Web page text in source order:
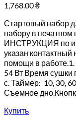
1,768.00₴
Стартовый набор
набору в
ИНСТРУКЦИЯ по
указан
помощи в
54 Вт Время сушки
с. Таймер: 10, 30,
Съемное
Купить